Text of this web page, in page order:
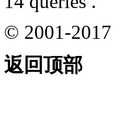
© 2001-2017
返回顶部